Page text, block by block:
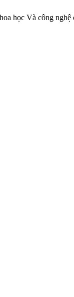
học Và công